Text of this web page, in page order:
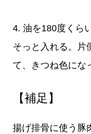
4. 油を180度くら
そっと入れる。片
て、きつね色にな
【補足】
揚げ排骨に使う豚